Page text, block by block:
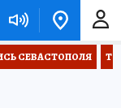
СЕВАСТОПОЛЯ